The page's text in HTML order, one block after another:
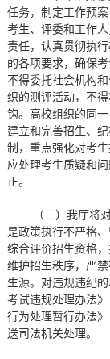
任务，制定工作预
考生、评委和工作
责任，认真贯彻执
的各项要求，确保
不得委托社会机构
织的测评活动，不
钩。高校组织的同
建立和完善招生、
制，重点强化对考
应处理考生质疑和
正。
（三）我厅将
是政策执行不严格
综合评价招生资格
维护招生秩序，严
生源。对违规违纪
考试违规处理办法
行为处理暂行办法
送司法机关处理。